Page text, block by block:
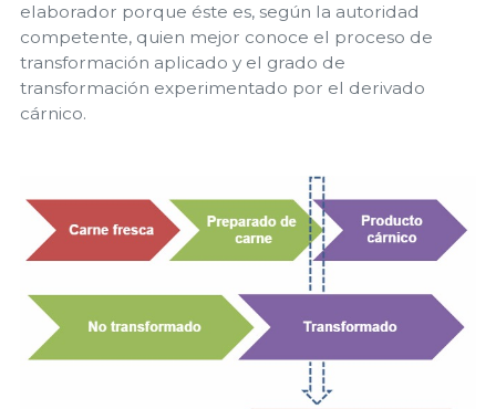
elaborador porque éste es, según la autoridad
competente, quien mejor conoce el proceso de
transformación aplicado y el grado de
transformación experimentado por el derivado
cárnico.